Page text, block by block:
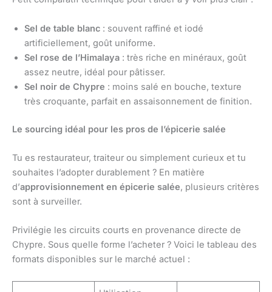
Sel de table blanc : souvent raffiné et iodé
artificiellement, goût uniforme.
Sel rose de l’Himalaya : très riche en minéraux, goût
assez neutre, idéal pour pâtisser.
Sel noir de Chypre : moins salé en bouche, texture
très croquante, parfait en assaisonnement de finition.
Le sourcing idéal pour les pros de l’épicerie salée
Tu es restaurateur, traiteur ou simplement curieux et tu
souhaites l’adopter durablement ? En matière
d’approvisionnement en épicerie salée, plusieurs critères
sont à surveiller.
Privilégie les circuits courts en provenance directe de
Chypre. Sous quelle forme l’acheter ? Voici le tableau des
formats disponibles sur le marché actuel :